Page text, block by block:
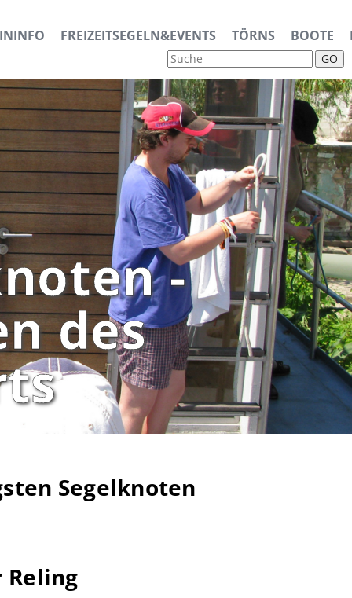
GO
FREIZEITSEGELN&EVENTS TÖRNS BOOTE
-
des
Segelknoten